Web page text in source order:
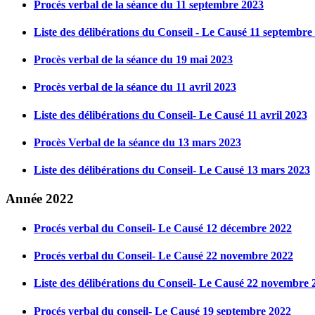
Procés verbal de la séance du 11 septembre 2023
Liste des délibérations du Conseil - Le Causé 11 septembre
Procès verbal de la séance du 19 mai 2023
Procès verbal de la séance du 11 avril 2023
Liste des délibérations du Conseil- Le Causé 11 avril 2023
Procès Verbal de la séance du 13 mars 2023
Liste des délibérations du Conseil- Le Causé 13 mars 2023
Année 2022
Procés verbal du Conseil- Le Causé 12 décembre 2022
Procés verbal du Conseil- Le Causé 22 novembre 2022
Liste des délibérations du Conseil- Le Causé 22 novembre
Procés verbal du conseil- Le Causé 19 septembre 2022